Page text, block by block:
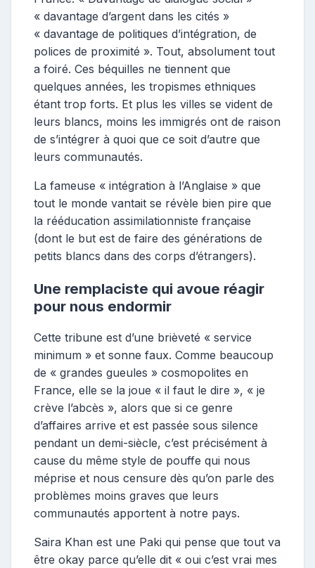
« davantage d’argent dans les cités »
« davantage de politiques d’intégration, de
polices de proximité ». Tout, absolument tout
a foiré. Ces béquilles ne tiennent que
quelques années, les tropismes ethniques
étant trop forts. Et plus les villes se vident de
leurs blancs, moins les immigrés ont de raison
de s’intégrer à quoi que ce soit d’autre que
leurs communautés.
La fameuse « intégration à l’Anglaise » que
tout le monde vantait se révèle bien pire que
la rééducation assimilationniste française
(dont le but est de faire des générations de
petits blancs dans des corps d’étrangers).
Une remplaciste qui avoue réagir
pour nous endormir
Cette tribune est d’une brièveté « service
minimum » et sonne faux. Comme beaucoup
de « grandes gueules » cosmopolites en
France, elle se la joue « il faut le dire », « je
crève l’abcès », alors que si ce genre
d’affaires arrive et est passée sous silence
pendant un demi-siècle, c’est précisément à
cause du même style de pouffe qui nous
méprise et nous censure dès qu’on parle des
problèmes moins graves que leurs
communautés apportent à notre pays.
Saira Khan est une Paki qui pense que tout va
être okay parce qu’elle dit « oui c’est vrai mes